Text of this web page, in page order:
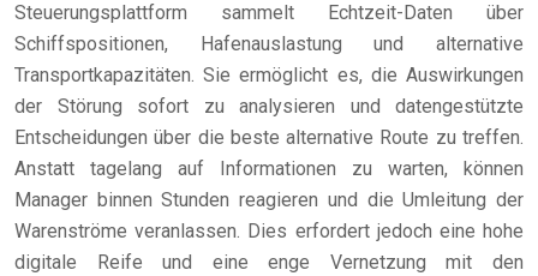
Steuerungsplattform sammelt Echtzeit-Daten über
Schiffspositionen, Hafenauslastung und alternative
Transportkapazitäten. Sie ermöglicht es, die Auswirkungen
der Störung sofort zu analysieren und datengestützte
Entscheidungen über die beste alternative Route zu treffen.
Anstatt tagelang auf Informationen zu warten, können
Manager binnen Stunden reagieren und die Umleitung der
Warenströme veranlassen. Dies erfordert jedoch eine hohe
digitale Reife und eine enge Vernetzung mit den